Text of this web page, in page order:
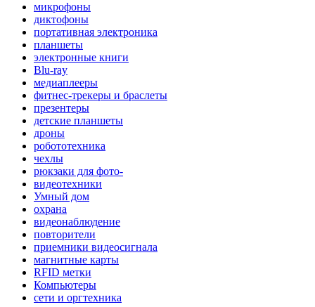
микрофоны
диктофоны
портативная электроника
планшеты
электронные книги
Blu-ray
медиаплееры
фитнес-трекеры и браслеты
презентеры
детские планшеты
дроны
робототехника
чехлы
рюкзаки для фото-
видеотехники
Умный дом
охрана
видеонаблюдение
повторители
приемники видеосигнала
магнитные карты
RFID метки
Компьютеры
сети и оргтехника